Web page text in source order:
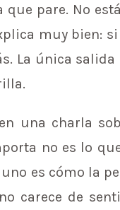
que pare. No
muy bien:
La única
una charla
no es lo
es cómo la
carece de